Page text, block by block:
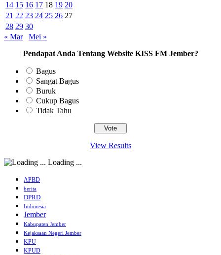
14 15 16 17 18 19 20
21 22 23 24 25 26 27
28 29 30
« Mar
Mei »
Pendapat Anda Tentang Website KISS FM Jember?
Bagus
Sangat Bagus
Buruk
Cukup Bagus
Tidak Tahu
View Results
Loading ...
APBD
berita
DPRD
Indonesia
Jember
Kabupaten Jember
Kejaksaan Negeri Jember
KPU
KPUD